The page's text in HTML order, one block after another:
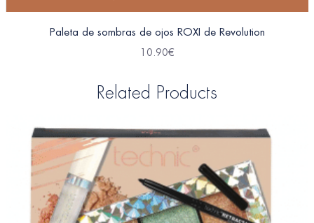
Paleta de sombras de ojos ROXI de Revolution
10.90€
Related Products